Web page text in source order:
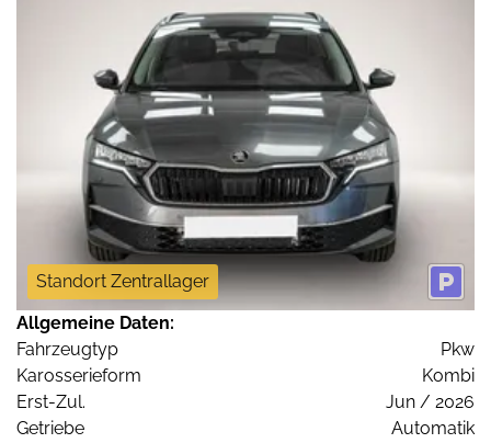
Standort Zentrallager
Allgemeine Daten:
Fahrzeugtyp
Pkw
Karosserieform
Kombi
Erst-Zul.
Jun / 2026
Getriebe
Automatik